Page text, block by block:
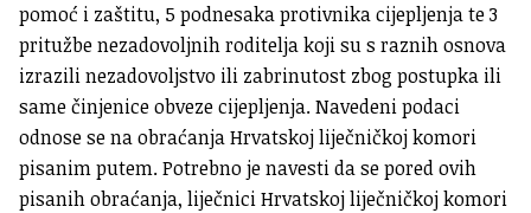
pomoć i zaštitu, 5 podnesaka protivnika cijepljenja te 3
pritužbe nezadovoljnih roditelja koji su s raznih osnova
izrazili nezadovoljstvo ili zabrinutost zbog postupka ili
same činjenice obveze cijepljenja. Navedeni podaci
odnose se na obraćanja Hrvatskoj liječničkoj komori
pisanim putem. Potrebno je navesti da se pored ovih
pisanih obraćanja, liječnici Hrvatskoj liječničkoj komori